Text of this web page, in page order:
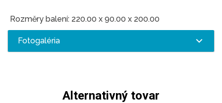
Rozměry balení: 220.00 x 90.00 x 200.00
Fotogaléria
Alternativný tovar